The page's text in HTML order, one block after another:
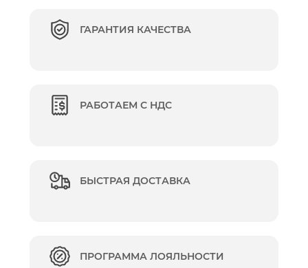
ГАРАНТИЯ КАЧЕСТВА
РАБОТАЕМ С НДС
БЫСТРАЯ ДОСТАВКА
ПРОГРАММА ЛОЯЛЬНОСТИ